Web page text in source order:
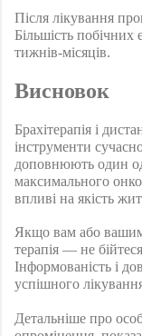
Після лікування
Більшість побічних
тижнів-місяців.
Висновок
Брахітерапія і
інструменти
доповнюють один
максимального
впливі на якість
Якщо вам або
терапія — не
Інформованість і
успішного
Детальніше про